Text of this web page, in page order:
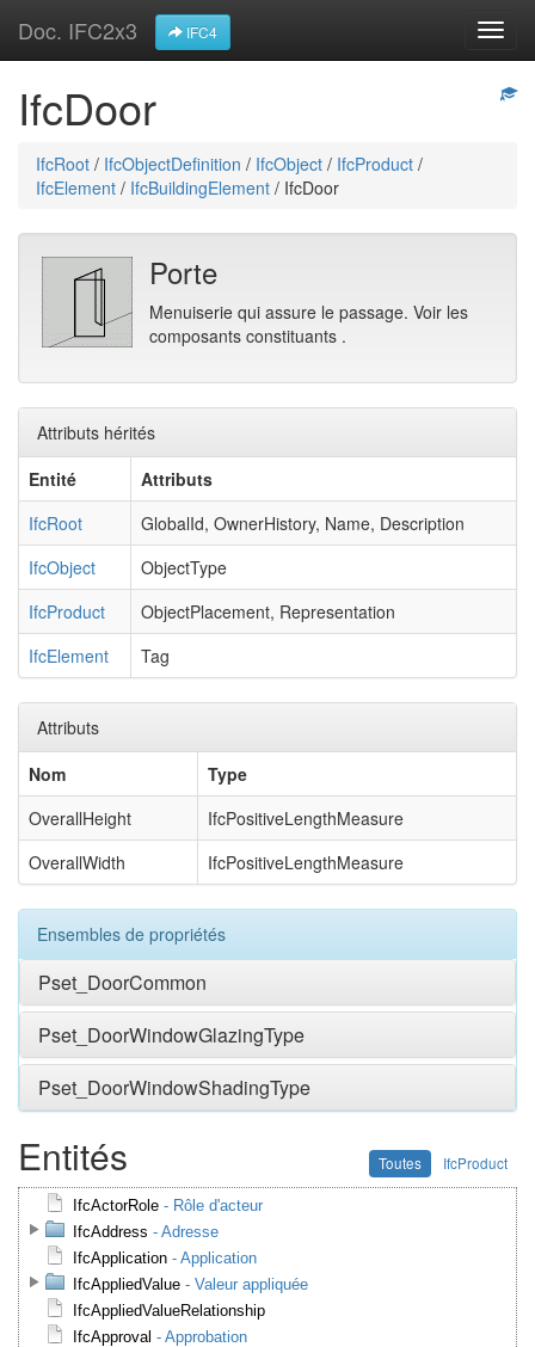
Doc. IFC2x3 IFC4
IfcDoor
IfcRoot / IfcObjectDefinition / IfcObject / IfcProduct /
IfcElement / IfcBuildingElement / IfcDoor
Porte
Menuiserie qui assure le passage. Voir les
composants constituants .
Attributs hérités
Entité
Attributs
IfcRoot
GlobalId, OwnerHistory, Name, Description
IfcObject
ObjectType
IfcProduct
ObjectPlacement, Representation
IfcElement
Tag
Attributs
Nom
Type
OverallHeight
IfcPositiveLengthMeasure
OverallWidth
IfcPositiveLengthMeasure
Ensembles de propriétés
Pset_DoorCommon
Pset_DoorWindowGlazingType
Pset_DoorWindowShadingType
Entités Toutes IfcProduct
IfcActorRole - Rôle d'acteur
IfcAddress - Adresse
IfcApplication - Application
IfcAppliedValue - Valeur appliquée
IfcAppliedValueRelationship
IfcApproval - Approbation